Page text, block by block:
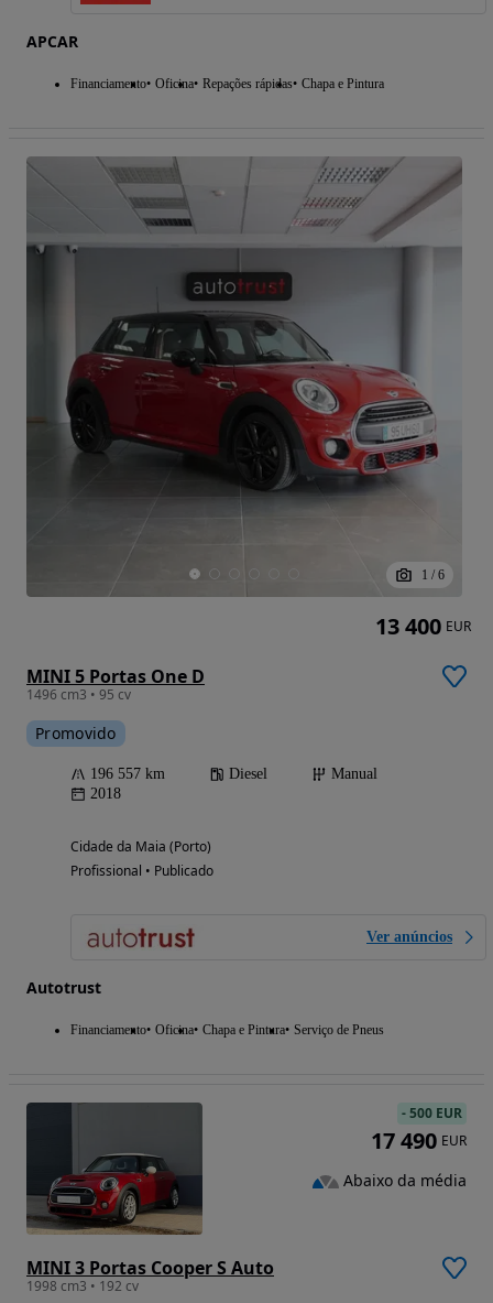
APCAR
Financiamento Oficina Repações rápidas Chapa e Pintura
1 / 6
MINI 5 Portas One D
1496 cm3 • 95 cv
Promovido
196 557 km Diesel
Manual
2018
Cidade da Maia (Porto)
Profissional • Publicado
Ver anúncios
Autotrust
Financiamento Oficina Chapa e Pintura Serviço de Pneus
13 400 EUR
MINI 3 Portas Cooper S Auto
1998 cm3 • 192 cv
-500 EUR
17 490 EUR
Abaixo da média